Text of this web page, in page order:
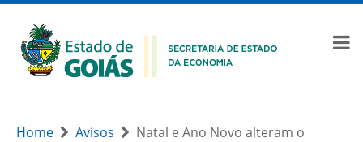
Home Avisos
Natal e Ano Novo alteram o